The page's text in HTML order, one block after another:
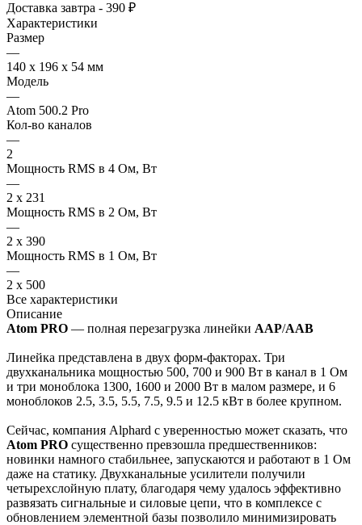
Доставка завтра - 390 ₽
Характеристики
Размер
—
140 x 196 x 54 мм
Модель
—
Atom 500.2 Pro
Кол-во каналов
—
2
Мощность RMS в 4 Ом, Вт
—
2 x 231
Мощность RMS в 2 Ом, Вт
—
2 x 390
Мощность RMS в 1 Ом, Вт
—
2 x 500
Все характеристики
Описание
Atom PRO — полная перезагрузка линейки AAP/AAB
Линейка представлена в двух форм-факторах. Три
двухканальника мощностью 500, 700 и 900 Вт в канал в 1 Ом
и три моноблока 1300, 1600 и 2000 Вт в малом размере, и 6
моноблоков 2.5, 3.5, 5.5, 7.5, 9.5 и 12.5 кВт в более крупном.
Сейчас, компания Alphard с уверенностью может сказать, что
Atom PRO существенно превзошла предшественников:
новинки намного стабильнее, запускаются и работают в 1 Ом
даже на статику. Двухканальные усилители получили
четырехслойную плату, благодаря чему удалось эффективно
развязать сигнальные и силовые цепи, что в комплексе с
обновлением элементной базы позволило минимизировать